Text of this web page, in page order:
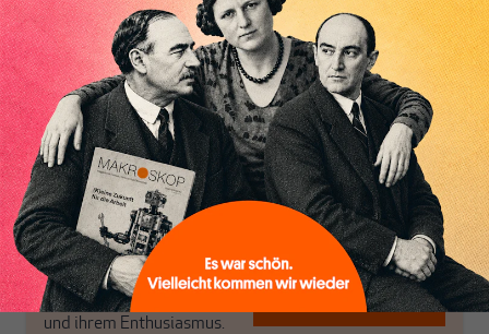
Perspektive und ist damit
in Deutschland einzigartig.
MAKROSKOP steht für
das große Ganze. Wir
haben einen Blick auf
Geld, Wirtschaft und
Politik, den Sie so
woanders nicht finden.
Dabei leben wir von
unseren Autoren, ihren
Recherchen, ihrem Wissen
und ihrem Enthusiasmus.
öffnen Fenster und
bringen frische Luft in die
engen und verstaubten
Debattenräume.
Brauchen Sie auch frische
Luft? Dann folgen Sie
einfach dem Button.
ABONNIEREN SIE
MAKROSKOP